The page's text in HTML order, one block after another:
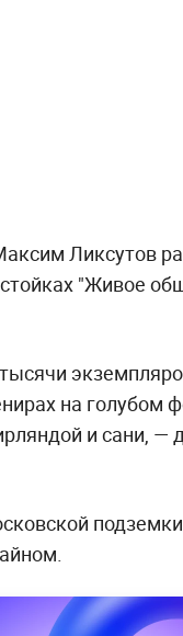
Ликсутов
"Живое
на голубом
и сани, —